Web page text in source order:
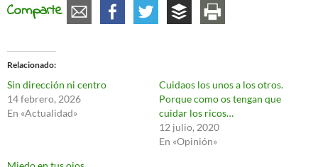
Comparte
Relacionado
Sin dirección ni centro
14 febrero, 2026
En «Actualidad»
Cuidaos los unos a los otros.
Porque como os tengan que
cuidar los ricos…
12 julio, 2020
En «Opinión»